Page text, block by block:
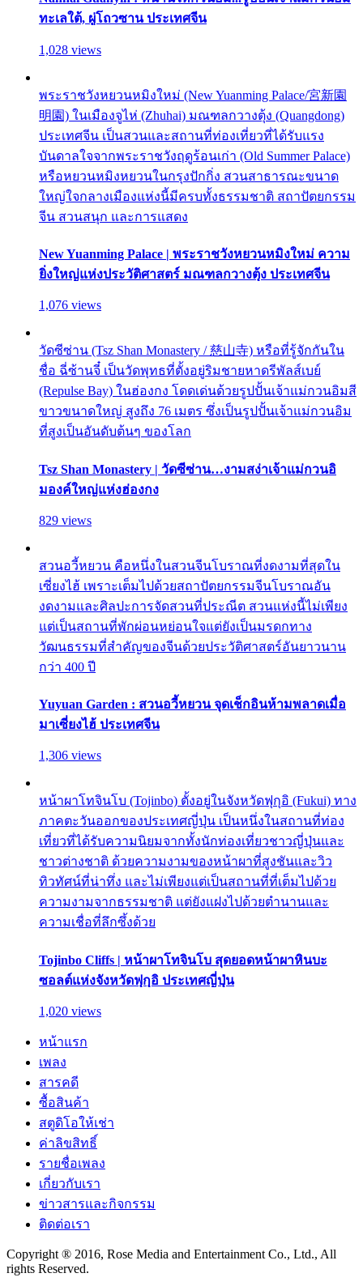
ทะเลใต้, ผู่โถวซาน ประเทศจีน
1,028 views
พระราชวังหยวนหมิงใหม่ (New Yuanming Palace/宮新園
明園) ในเมืองจูไห่ (Zhuhai) มณฑลกวางตุ้ง (Quangdong)
ประเทศจีน เป็นสวนและสถานที่ท่องเที่ยวที่ได้รับแรง
บันดาลใจจากพระราชวังฤดูร้อนเก่า (Old Summer Palace)
หรือหยวนหมิงหยวนในกรุงปักกิ่ง สวนสาธารณะขนาด
ใหญ่ใจกลางเมืองแห่งนี้มีครบทั้งธรรมชาติ สถาปัตยกรรม
จีน สวนสนุก และการแสดง
New Yuanming Palace | พระราชวังหยวนหมิงใหม่ ความ
ยิ่งใหญ่แห่งประวัติศาสตร์ มณฑลกวางตุ้ง ประเทศจีน
1,076 views
วัดซีซ่าน (Tsz Shan Monastery / 慈山寺) หรือที่รู้จักกันใน
ชื่อ ฉี่ซ้านจี๋ เป็นวัดพุทธที่ตั้งอยู่ริมชายหาดรีพัลส์เบย์
(Repulse Bay) ในฮ่องกง โดดเด่นด้วยรูปปั้นเจ้าแม่กวนอิมสี
ขาวขนาดใหญ่ สูงถึง 76 เมตร ซึ่งเป็นรูปปั้นเจ้าแม่กวนอิม
ที่สูงเป็นอันดับต้นๆ ของโลก
Tsz Shan Monastery | วัดซีซ่าน…งามสง่าเจ้าแม่กวนอิ
มองค์ใหญ่แห่งฮ่องกง
829 views
สวนอวี้หยวน คือหนึ่งในสวนจีนโบราณที่งดงามที่สุดใน
เซี่ยงไฮ้ เพราะเต็มไปด้วยสถาปัตยกรรมจีนโบราณอัน
งดงามและศิลปะการจัดสวนที่ประณีต สวนแห่งนี้ไม่เพียง
แต่เป็นสถานที่พักผ่อนหย่อนใจแต่ยังเป็นมรดกทาง
วัฒนธรรมที่สำคัญของจีนด้วยประวัติศาสตร์อันยาวนาน
กว่า 400 ปี
Yuyuan Garden : สวนอวี้หยวน จุดเช็กอินห้ามพลาดเมื่อ
มาเซี่ยงไฮ้ ประเทศจีน
1,306 views
หน้าผาโทจินโบ (Tojinbo) ตั้งอยู่ในจังหวัดฟุกุอิ (Fukui) ทาง
ภาคตะวันออกของประเทศญี่ปุ่น เป็นหนึ่งในสถานที่ท่อง
เที่ยวที่ได้รับความนิยมจากทั้งนักท่องเที่ยวชาวญี่ปุ่นและ
ชาวต่างชาติ ด้วยความงามของหน้าผาที่สูงชันและวิว
ทิวทัศน์ที่น่าทึ่ง และไม่เพียงแต่เป็นสถานที่ที่เต็มไปด้วย
ความงามจากธรรมชาติ แต่ยังแฝงไปด้วยตำนานและ
ความเชื่อที่ลึกซึ้งด้วย
Tojinbo Cliffs | หน้าผาโทจินโบ สุดยอดหน้าผาหินบะ
ซอลต์แห่งจังหวัดฟุกุอิ ประเทศญี่ปุ่น
1,020 views
หน้าแรก
เพลง
สารคดี
ซื้อสินค้า
สตูดิโอให้เช่า
ค่าลิขสิทธิ์
รายชื่อเพลง
เกี่ยวกับเรา
ข่าวสารและกิจกรรม
ติดต่อเรา
Copyright ® 2016, Rose Media and Entertainment Co., Ltd., All
rights Reserved.